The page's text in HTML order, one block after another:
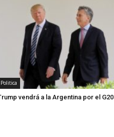
Politica
vendrá a la Argentina por el G20